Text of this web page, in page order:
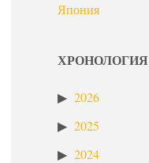
Япония
ХРОНОЛОГИЯ
2026
2025
2024